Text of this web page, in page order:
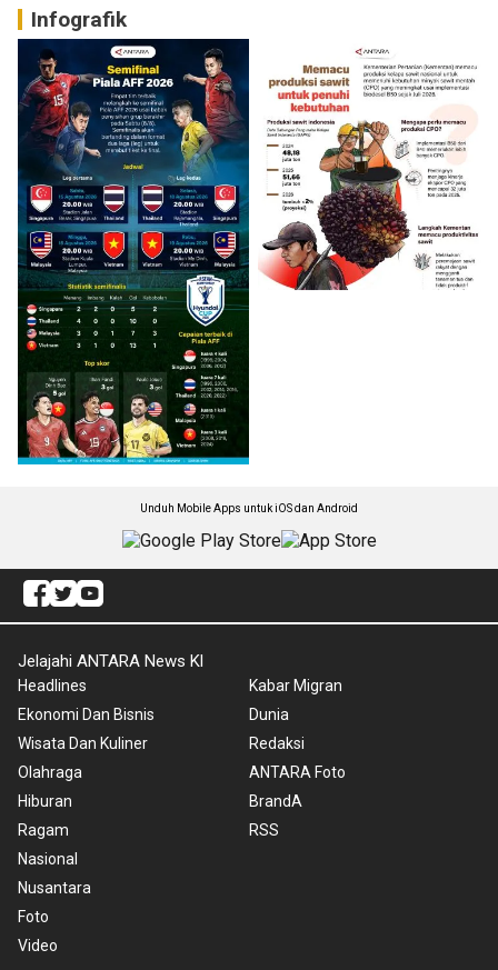
Infografik
Unduh Mobile Apps untuk iOS dan Android
Jelajahi ANTARA News Kl
Headlines
Ekonomi Dan Bisnis
Wisata Dan Kuliner
Olahraga
Hiburan
Ragam
Nasional
Nusantara
Foto
Video
Kabar Migran
Dunia
Redaksi
ANTARA Foto
BrandA
RSS